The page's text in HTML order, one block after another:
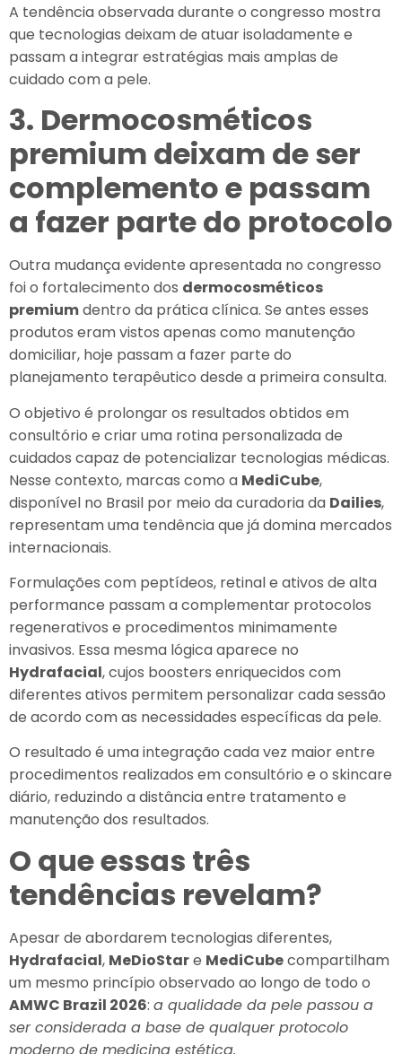
A tendência observada durante o congresso mostra
que tecnologias deixam de atuar isoladamente e
passam a integrar estratégias mais amplas de
cuidado com a pele.
3. Dermocosméticos
premium deixam de ser
complemento e passam
a fazer parte do protocolo
Outra mudança evidente apresentada no congresso
foi o fortalecimento dos dermocosméticos
premiumdentro da prática clínica. Se antes esses
produtos eram vistos apenas como manutenção
domiciliar, hoje passam a fazer parte do
planejamento terapêutico desde a primeira consulta.
O objetivo é prolongar os resultados obtidos em
consultório e criar uma rotina personalizada de
cuidados capaz de potencializar tecnologias médicas.
Nesse contexto, marcas como a MediCube,
disponível no Brasil por meio da curadoria da Dailies,
representam uma tendência que já domina mercados
internacionais.
Formulações com peptídeos, retinal e ativos de alta
performance passam a complementar protocolos
regenerativos e procedimentos minimamente
invasivos. Essa mesma lógica aparece no
Hydrafacial, cujos boosters enriquecidos com
diferentes ativos permitem personalizar cada sessão
de acordo com as necessidades específicas da pele.
O resultado é uma integração cada vez maior entre
procedimentos realizados em consultório e o skincare
diário, reduzindo a distância entre tratamento e
manutenção dos resultados.
O que essas três
tendências revelam?
Apesar de abordarem tecnologias diferentes,
Hydrafacial, MeDioStare MediCubecompartilham
um mesmo princípio observado ao longo de todo o
AMWC Brazil 2026: a qualidade da pele passou a
ser considerada a base de qualquer protocolo
moderno de medicina estética.